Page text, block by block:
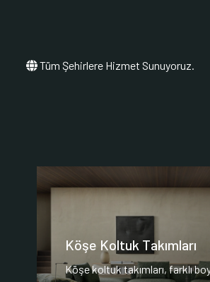
Tüm Şehirlere Hizmet Sunuyoruz.
Köşe Koltuk Takımları
Köşe koltuk takımları, farklı